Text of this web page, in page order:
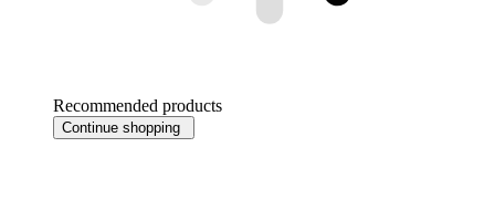
Recommended products
Continue shopping